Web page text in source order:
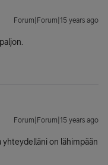
Forum|Forum|15 years ago
Forum|Forum|15 years ago
yhteydelläni on lähimpään